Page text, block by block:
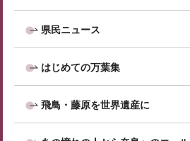
県民ニュース
はじめての万葉集
飛鳥・藤原を世界遺産に